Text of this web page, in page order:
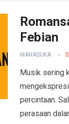
Febian
MANASUKA
Musik sering
percintaan.
perasaan